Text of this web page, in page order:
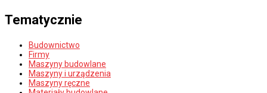
Tematycznie
Budownictwo
Firmy
Maszyny budowlane
Maszyny i urządzenia
Maszyny ręczne